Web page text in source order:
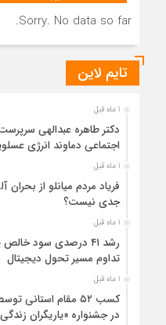
Sorry. No data so far.
تایم لاین
1 ماه قبل
دکتر طاهره عبدالهی
اجتماعی دماوند انرژی
1 ماه قبل
فریاد مردم میانلو از بحران
جدی نیست؟
1 ماه قبل
تداوم مسیر تحول دیجیتال
1 ماه قبل
کسب ۵۲ مقام
در جشنواره «یاریگران